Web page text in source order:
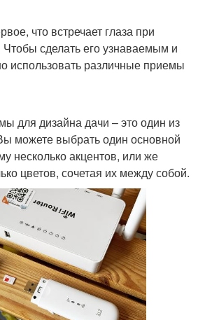
что встречает глаза при
сделать его узнаваемым и
использовать различные приемы
для дизайна дачи – это один из
можете выбрать один основной
несколько акцентов, или же
цветов, сочетая их между собой.